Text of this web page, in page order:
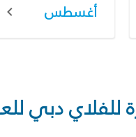
أغسطس
دبي